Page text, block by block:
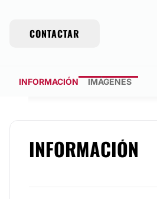
CONTACTAR
INFORMACIÓN IMÁGENES
INFORMACIÓN